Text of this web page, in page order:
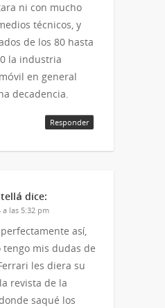
ni con mucho
técnicos, y
de los 80 hasta
la industria
en general
decadencia.
Responder
dice:
a las 5:32 pm
así,
tengo mis dudas de
les diera su
revista de la
saqué los